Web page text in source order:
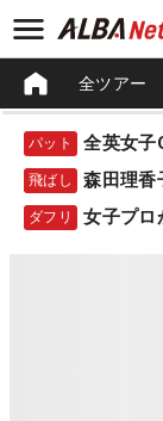
全ツアー
パット 全英女子
飛ばし 森田理香
ダフリ 女子プロ